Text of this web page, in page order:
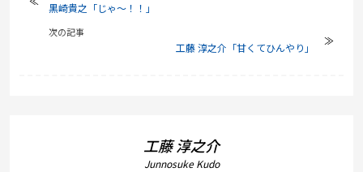
黒崎貴之「じゃ～！！」
次の記事
工藤 淳之介「甘くてひんやり」
工藤 淳之介
Junnosuke Kudo